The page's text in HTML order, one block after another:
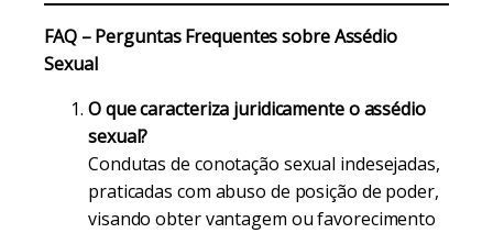
FAQ – Perguntas Frequentes sobre Assédio
Sexual
O que caracteriza juridicamente o assédio
sexual?
Condutas de conotação sexual indesejadas,
praticadas com abuso de posição de poder,
visando obter vantagem ou favorecimento